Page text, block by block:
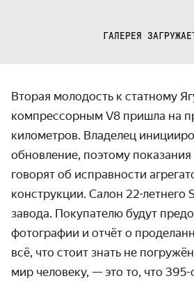
ГАЛЕРЕЯ
Вторая молодость к статному
компрессорным V8 пришла на
километров. Владелец
обновление, поэтому
говорят об исправности
конструкции. Салон 22-летнего
завода. Покупателю будут
фотографии и отчёт о
всё, что стоит знать не
мир человеку, — это то, что